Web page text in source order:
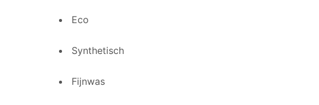
Eco
Synthetisch
Fijnwas